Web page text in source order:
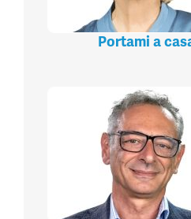
Portami a